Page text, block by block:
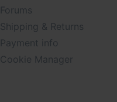
Forums
Shipping & Returns
Payment info
Cookie Manager